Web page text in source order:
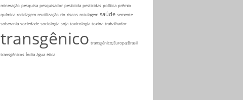
mineração pesquisa pesquisador pesticida pesticidas política prêmio
química reciclagem reutilização rio riscos rotulagem saúde semente
soberania sociedade sociologia soja toxicologia toxina trabalhador
transgênico transgênico;Europa;Brasil
transgênicos Índia água ética